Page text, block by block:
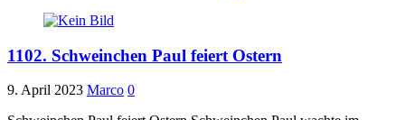
1102. Schweinchen Paul feiert Ostern
9. April 2023 Marco 0